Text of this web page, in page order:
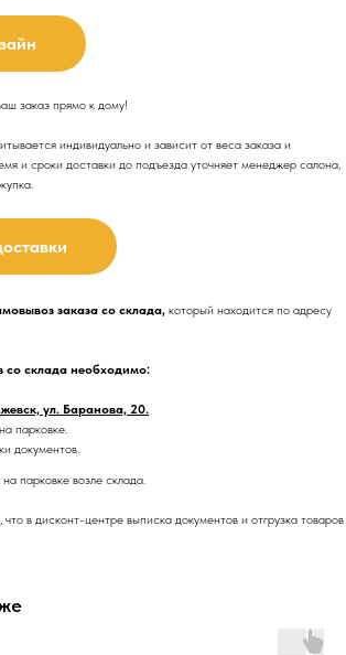
заказ прямо к дому!
индивидуально и зависит от веса заказа и
и сроки доставки до подъезда уточняет менеджер салона,
заказа со склада, который находится по адресу
со склада необходимо:
ул. Баранова, 20.
парковке.
документов.
парковке возле склада.
в дисконт-центре выписка документов и отгрузка товаров